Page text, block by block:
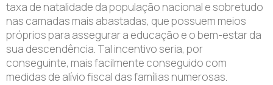
taxa de natalidade da população nacional e sobretudo
nas camadas mais abastadas, que possuem meios
próprios para assegurar a educação e o bem-estar da
sua descendência. Tal incentivo seria, por
conseguinte, mais facilmente conseguido com
medidas de alívio fiscal das famílias numerosas.